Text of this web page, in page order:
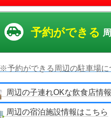
予約ができる
※予約ができる周辺の駐車場
周辺の子連れOKな飲食店情
周辺の宿泊施設情報はこちら